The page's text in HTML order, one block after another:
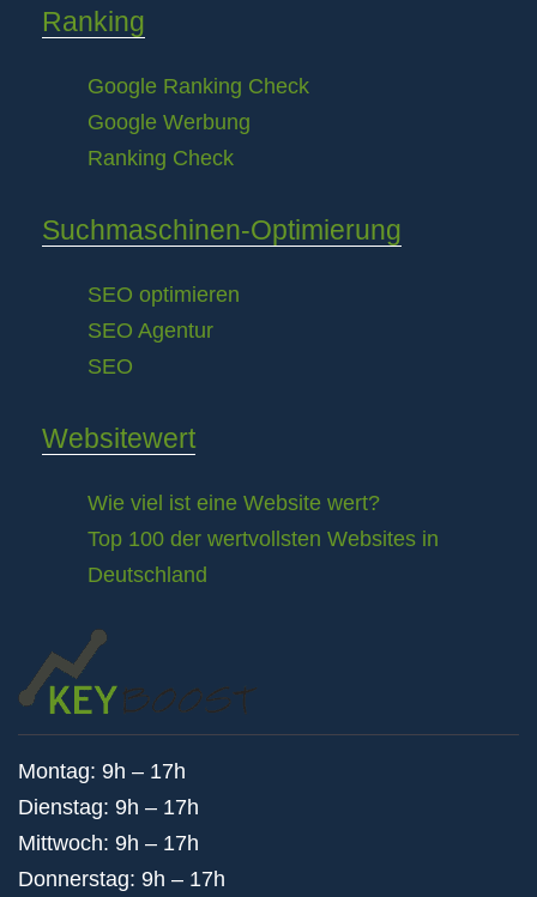
Ranking
Google Ranking Check
Google Werbung
Ranking Check
Suchmaschinen-Optimierung
SEO optimieren
SEO Agentur
SEO
Websitewert
Wie viel ist eine Website wert?
Top 100 der wertvollsten Websites in
Deutschland
Montag: 9h – 17h
Dienstag: 9h – 17h
Mittwoch: 9h – 17h
Donnerstag: 9h – 17h